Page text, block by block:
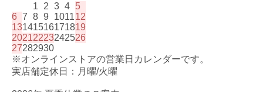
1
2 3 4 5
6 7 8 9 101112
13141516171819
20212223242526
27282930
※オンラインストアの営業日カレンダーです。
実店舗定休日：月曜/火曜